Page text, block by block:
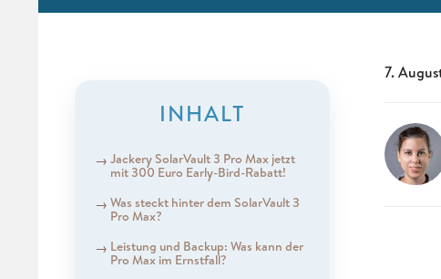
INHALT
Jackery SolarVault 3 Pro Max jetzt
mit 300 Euro Early-Bird-Rabatt!
Was steckt hinter dem SolarVault 3
Pro Max?
Leistung und Backup: Was kann der
Pro Max im Ernstfall?
7.